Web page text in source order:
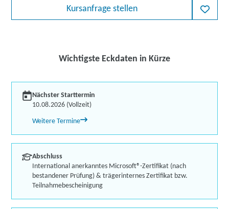
Kursanfrage stellen
Wichtigste Eckdaten in Kürze
Nächster Starttermin
10.08.2026 (Vollzeit)
Weitere Termine
Abschluss
International anerkanntes Microsoft®-Zertifikat (nach
bestandener Prüfung) & trägerinternes Zertifikat bzw.
Teilnahmebescheinigung